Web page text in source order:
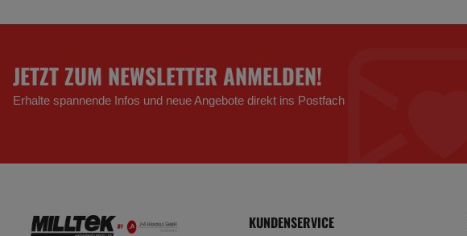
JETZT ZUM NEWSLETTER ANMELDEN!
Erhalte spannende Infos und neue Angebote direkt ins Postfach
KUNDENSERVICE